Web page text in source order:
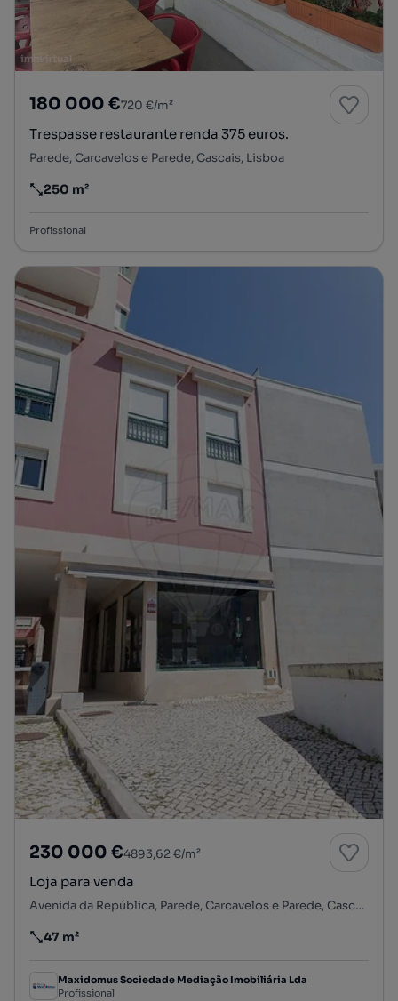
180 000 €720 €/m²
Trespasse restaurante renda 375 euros.
Parede, Carcavelos e Parede, Cascais, Lisboa
Preço por metro quadrado
250 m²
Profissional
230 000 €4893,62 €/m²
Loja para venda
Avenida da República, Parede, Carcavelos e Parede, Cascais, Lisboa
Preço por metro quadrado
47 m²
Maxidomus Sociedade Mediação Imobiliária Lda
Profissional